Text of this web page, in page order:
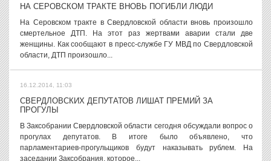
НА СЕРОВСКОМ ТРАКТЕ ВНОВЬ ПОГИБЛИ ЛЮДИ
На Серовском тракте в Свердловской области вновь произошло
смертельное ДТП. На этот раз жертвами аварии стали две
женщины. Как сообщают в пресс-службе ГУ МВД по Свердловской
области, ДТП произошло...
16.12.2014, 11:03
СВЕРДЛОВСКИХ ДЕПУТАТОВ ЛИШАТ ПРЕМИЙ ЗА
ПРОГУЛЫ
В Заксобрании Свердловской области сегодня обсуждали вопрос о
прогулах депутатов. В итоге было объявлено, что
парламентариев-прогульщиков будут наказывать рублем. На
заседании Заксобрания, которое...